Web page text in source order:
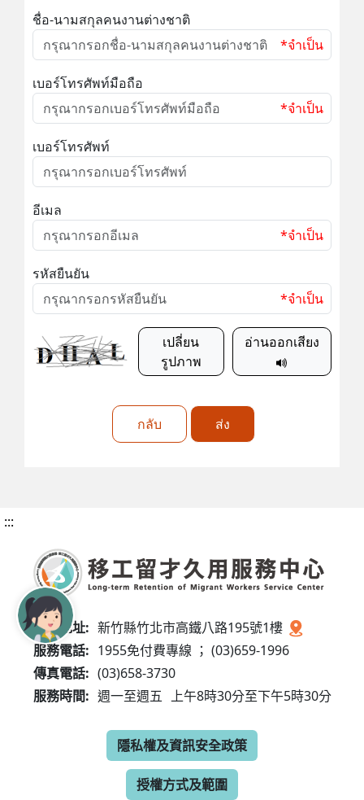
ชื่อ-นามสกุลคนงานต่างชาติ
*จำเป็น
เบอร์โทรศัพท์มือถือ
*จำเป็น
เบอร์โทรศัพท์
อีเมล
*จำเป็น
รหัสยืนยัน
*จำเป็น
เปลี่ยน
รูปภาพ
อ่านออกเสียง
กลับ ส่ง
:::
服務地址: 新竹縣竹北市高鐵八路195號1樓
服務電話: 1955免付費專線 ； (03)659-1996
傳真電話: (03)658-3730
服務時間: 週一至週五 上午8時30分至下午5時30分
隱私權及資訊安全政策
授權方式及範圍